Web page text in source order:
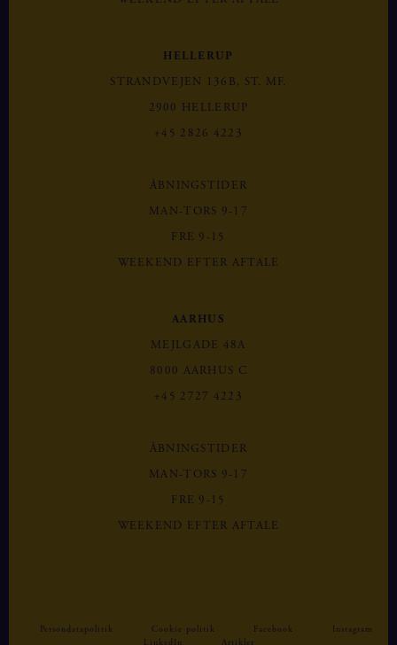
HELLERUP
STRANDVEJEN 136B, ST. MF.
2900 HELLERUP
+45 2826 4223
ÅBNINGSTIDER
MAN-TORS 9-17
FRE 9-15
WEEKEND EFTER AFTALE
AARHUS
MEJLGADE 48A
8000 AARHUS C
+45 2727 4223
ÅBNINGSTIDER
MAN-TORS 9-17
FRE 9-15
WEEKEND EFTER AFTALE
Persondatapolitik Cookie politik Facebook
Instagram